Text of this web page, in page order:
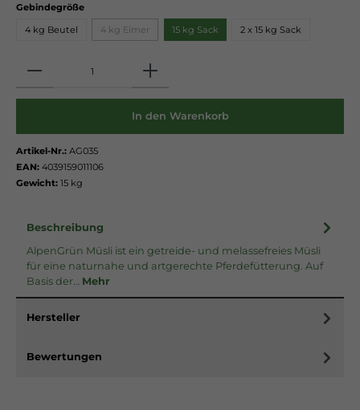
Gebindegröße
4 kg Beutel 4 kg Eimer 15 kg Sack 2 x 15 kg Sack
In den Warenkorb
Artikel-Nr.: AG035
EAN: 4039159011106
Gewicht: 15 kg
Beschreibung
AlpenGrün Müsli ist ein getreide- und melassefreies Müsli
für eine naturnahe und artgerechte Pferdefütterung. Auf
Basis der… Mehr
Hersteller
Bewertungen